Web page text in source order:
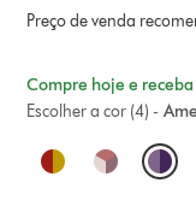
Preço de venda
Compre hoje e
Escolher a cor (4) -
O